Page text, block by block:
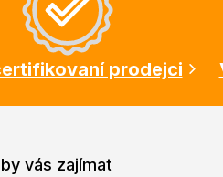
prodejci
vás zajímat